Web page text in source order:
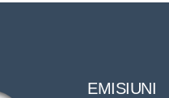
EMISIUNI